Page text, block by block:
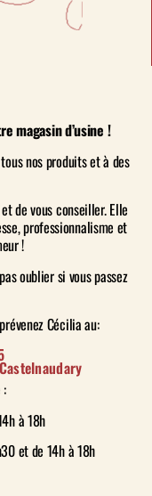
au canard et
au canard et
au porc 60% plus
magasin d’usine !
nos produits et à des
de vous conseiller. Elle
professionnalisme et
!
oublier si vous passez
Cécilia au:
:
à 18h
et de 14h à 18h